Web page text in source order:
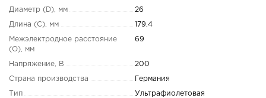
Диаметр (D), мм 26
Длина (C), мм 179,4
Межэлектродное расстояние
(O), мм
69
Напряжение, В 200
Страна производства Германия
Тип Ультрафиолетовая